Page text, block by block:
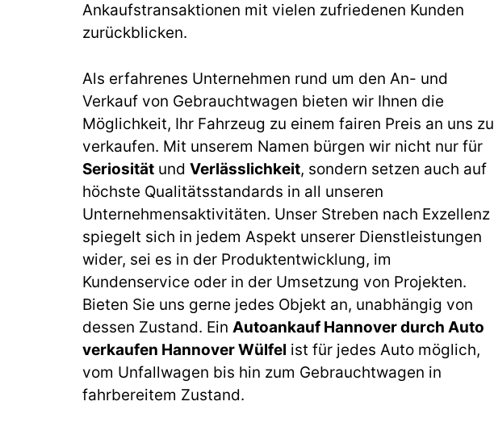
Ankaufstransaktionen mit vielen zufriedenen Kunden
zurückblicken.
Als erfahrenes Unternehmen rund um den An- und
Verkauf von Gebrauchtwagen bieten wir Ihnen die
Möglichkeit, Ihr Fahrzeug zu einem fairen Preis an uns zu
verkaufen. Mit unserem Namen bürgen wir nicht nur für
Seriosität und Verlässlichkeit, sondern setzen auch auf
höchste Qualitätsstandards in all unseren
Unternehmensaktivitäten. Unser Streben nach Exzellenz
spiegelt sich in jedem Aspekt unserer Dienstleistungen
wider, sei es in der Produktentwicklung, im
Kundenservice oder in der Umsetzung von Projekten.
Bieten Sie uns gerne jedes Objekt an, unabhängig von
dessen Zustand. Ein Autoankauf Hannover durch Auto
verkaufen Hannover Wülfel ist für jedes Auto möglich,
vom Unfallwagen bis hin zum Gebrauchtwagen in
fahrbereitem Zustand.